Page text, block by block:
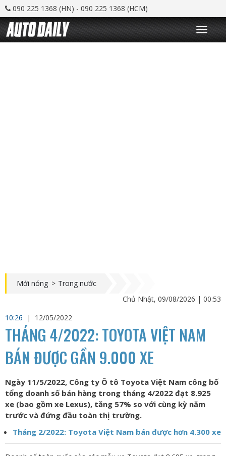
090 225 1368 (HN) - 090 225 1368 (HCM)
T
o
g
Mới nóng > Trong nước
Chủ Nhật, 09/08/2026 | 00:53
10:26
| 12/05/2022
THÁNG 4/2022: TOYOTA VIỆT NAM
BÁN ĐƯỢC GẦN 9.000 XE
Ngày 11/5/2022, Công ty Ô tô Toyota Việt Nam công bố
tổng doanh số bán hàng trong tháng 4/2022 đạt 8.925
xe (bao gồm xe Lexus), tăng 57% so với cùng kỳ năm
trước và đứng đầu toàn thị trường.
Tháng 2/2022: Toyota Việt Nam bán được hơn 4.300 xe